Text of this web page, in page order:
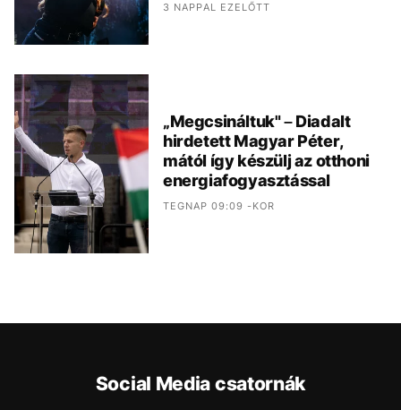
3 NAPPAL EZELŐTT
„Megcsináltuk" – Diadalt
hirdetett Magyar Péter,
mától így készülj az otthoni
energiafogyasztással
TEGNAP 09:09 -KOR
Social Media csatornák